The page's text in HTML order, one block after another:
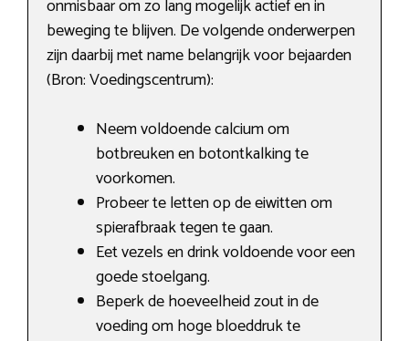
onmisbaar om zo lang mogelijk actief en in
beweging te blijven. De volgende onderwerpen
zijn daarbij met name belangrijk voor bejaarden
(Bron: Voedingscentrum):
Neem voldoende calcium om
botbreuken en botontkalking te
voorkomen.
Probeer te letten op de eiwitten om
spierafbraak tegen te gaan.
Eet vezels en drink voldoende voor een
goede stoelgang.
Beperk de hoeveelheid zout in de
voeding om hoge bloeddruk te